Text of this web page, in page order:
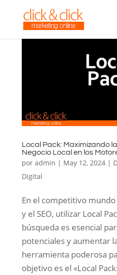
Local Pack: Maximizando
Negocio Local en los
por admin | May 12, 2024|
Digital
En el competitivo
y el SEO, utilizar Local
búsqueda es esencial
potenciales y aumentar
herramienta poderosa
objetivo es el «Local